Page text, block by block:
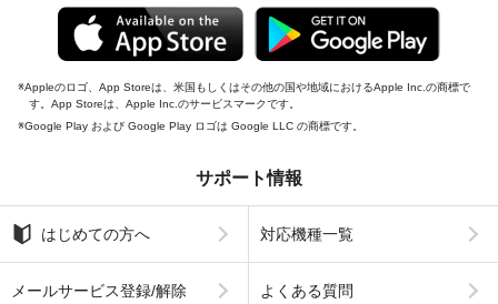
Appleのロゴ、App Storeは、米国もしくはその他の国や地域におけるApple Inc.の商標で
す。App Storeは、Apple Inc.のサービスマークです。
Google Play および Google Play ロゴは Google LLC の商標です。
サポート情報
はじめての方へ 対応機種一覧
メールサービス登録/解除 よくある質問